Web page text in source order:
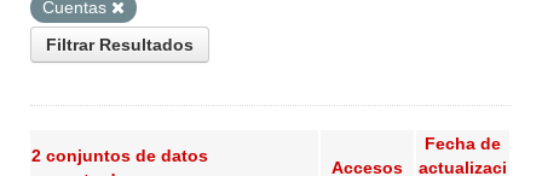
Cuentas
Filtrar Resultados
2 conjuntos de datos
Accesos
Fecha de
actualizaci